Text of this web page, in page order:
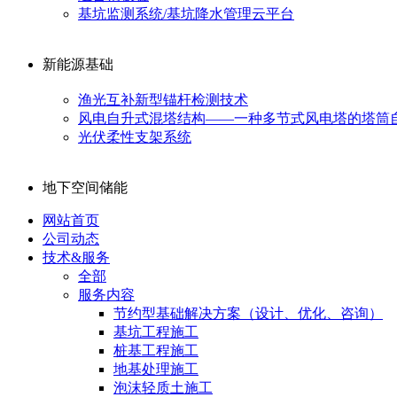
基坑监测系统/基坑降水管理云平台
新能源基础
渔光互补新型锚杆检测技术
风电自升式混塔结构——一种多节式风电塔的塔筒
光伏柔性支架系统
地下空间储能
网站首页
公司动态
技术&服务
全部
服务内容
节约型基础解决方案（设计、优化、咨询）
基坑工程施工
桩基工程施工
地基处理施工
泡沫轻质土施工